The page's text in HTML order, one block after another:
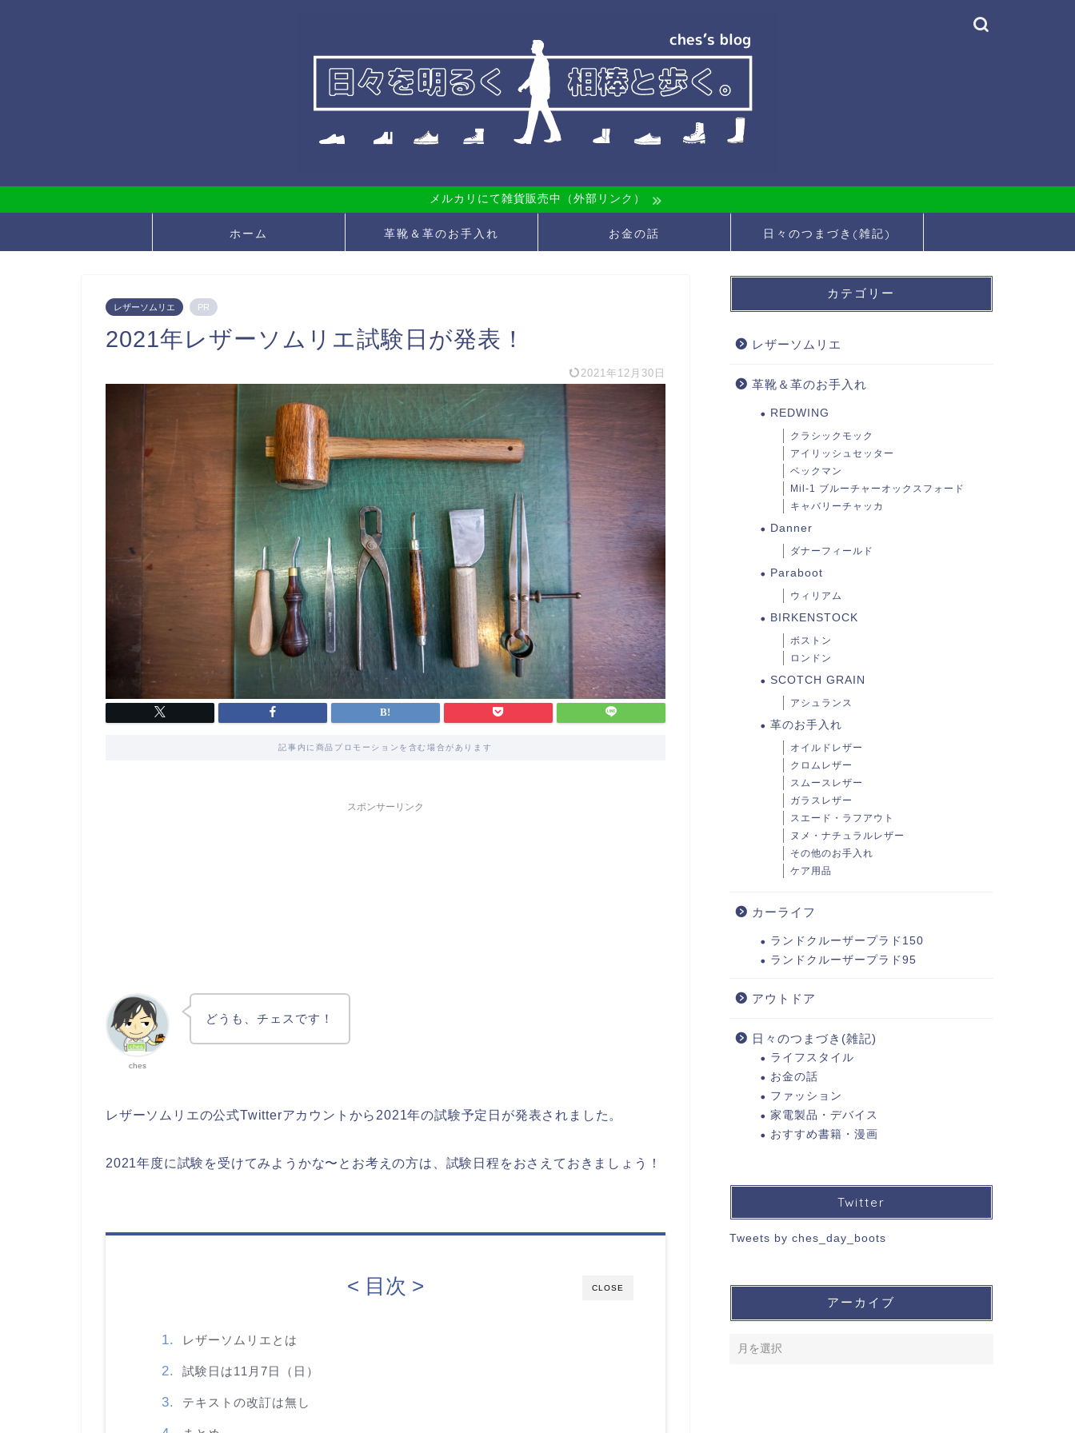
メルカリにて雑貨販売中（外部リンク）
ホーム 革靴＆革のお手入れ お金の話 日々のつまづき(雑記)
レザーソムリエ PR
2021年レザーソムリエ試験日が発表！
2021年12月30日
記事内に商品プロモーションを含む場合があります
スポンサーリンク
ches
どうも、チェスです！
レザーソムリエの公式Twitterアカウントから2021年の試験予定日が発表されました。
2021年度に試験を受けてみようかな〜とお考えの方は、試験日程をおさえておきましょう！
CLOSE
< 目次 >
レザーソムリエとは
試験日は11月7日（日）
テキストの改訂は無し
カテゴリー
レザーソムリエ
革靴＆革のお手入れ
REDWING
クラシックモック
アイリッシュセッター
ベックマン
Mil-1 ブルーチャーオックスフォード
キャバリーチャッカ
Danner
ダナーフィールド
Paraboot
ウィリアム
BIRKENSTOCK
ボストン
ロンドン
SCOTCH GRAIN
アシュランス
革のお手入れ
オイルドレザー
クロムレザー
スムースレザー
ガラスレザー
スエード・ラフアウト
ヌメ・ナチュラルレザー
その他のお手入れ
ケア用品
カーライフ
ランドクルーザープラド150
ランドクルーザープラド95
アウトドア
日々のつまづき(雑記)
ライフスタイル
お金の話
ファッション
家電製品・デバイス
おすすめ書籍・漫画
Twitter
Tweets by ches_day_boots
アーカイブ